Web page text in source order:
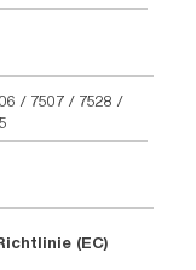
/ 7507 / 7528 /
(EC)